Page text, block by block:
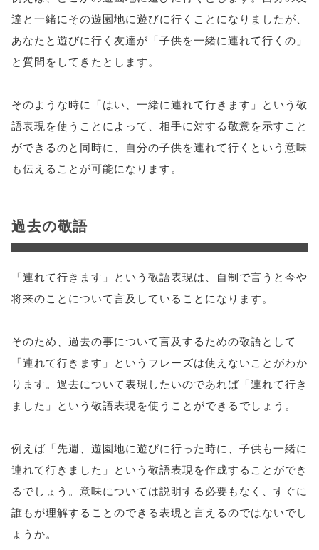
達と一緒にその遊園地に遊びに行くことになりましたが、
あなたと遊びに行く友達が「子供を一緒に連れて行くの」
と質問をしてきたとします。
そのような時に「はい、一緒に連れて行きます」という敬
語表現を使うことによって、相手に対する敬意を示すこと
ができるのと同時に、自分の子供を連れて行くという意味
も伝えることが可能になります。
過去の敬語
「連れて行きます」という敬語表現は、自制で言うと今や
将来のことについて言及していることになります。
そのため、過去の事について言及するための敬語として
「連れて行きます」というフレーズは使えないことがわか
ります。過去について表現したいのであれば「連れて行き
ました」という敬語表現を使うことができるでしょう。
例えば「先週、遊園地に遊びに行った時に、子供も一緒に
連れて行きました」という敬語表現を作成することができ
るでしょう。意味については説明する必要もなく、すぐに
誰もが理解することのできる表現と言えるのではないでし
ょうか。